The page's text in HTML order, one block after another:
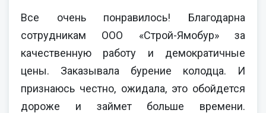
Все очень понравилось! Благодарна
сотрудникам ООО «Строй-Ямобур» за
качественную работу и демократичные
цены. Заказывала бурение колодца. И
признаюсь честно, ожидала, это обойдется
дороже и займет больше времени.